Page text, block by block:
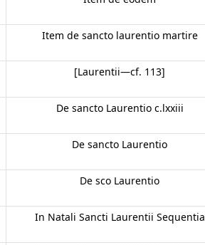
Item de sancto laurentio martire
[Laurentii—cf. 113]
De sancto Laurentio c.lxxiii
De sancto Laurentio
De sco Laurentio
In Natali Sancti Laurentii Sequentia